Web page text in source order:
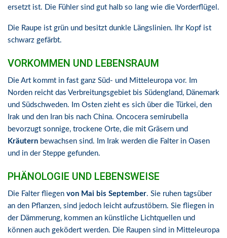
ersetzt ist. Die Fühler sind gut halb so lang wie die Vorderflügel.
Die Raupe ist grün und besitzt dunkle Längslinien. Ihr Kopf ist
schwarz gefärbt.
VORKOMMEN UND LEBENSRAUM
Die Art kommt in fast ganz Süd- und Mitteleuropa vor. Im
Norden reicht das Verbreitungsgebiet bis Südengland, Dänemark
und Südschweden. Im Osten zieht es sich über die Türkei, den
Irak und den Iran bis nach China. Oncocera semirubella
bevorzugt sonnige, trockene Orte, die mit Gräsern und
Kräutern bewachsen sind. Im Irak werden die Falter in Oasen
und in der Steppe gefunden.
PHÄNOLOGIE UND LEBENSWEISE
Die Falter fliegen von Mai bis September. Sie ruhen tagsüber
an den Pflanzen, sind jedoch leicht aufzustöbern. Sie fliegen in
der Dämmerung, kommen an künstliche Lichtquellen und
können auch geködert werden. Die Raupen sind in Mitteleuropa